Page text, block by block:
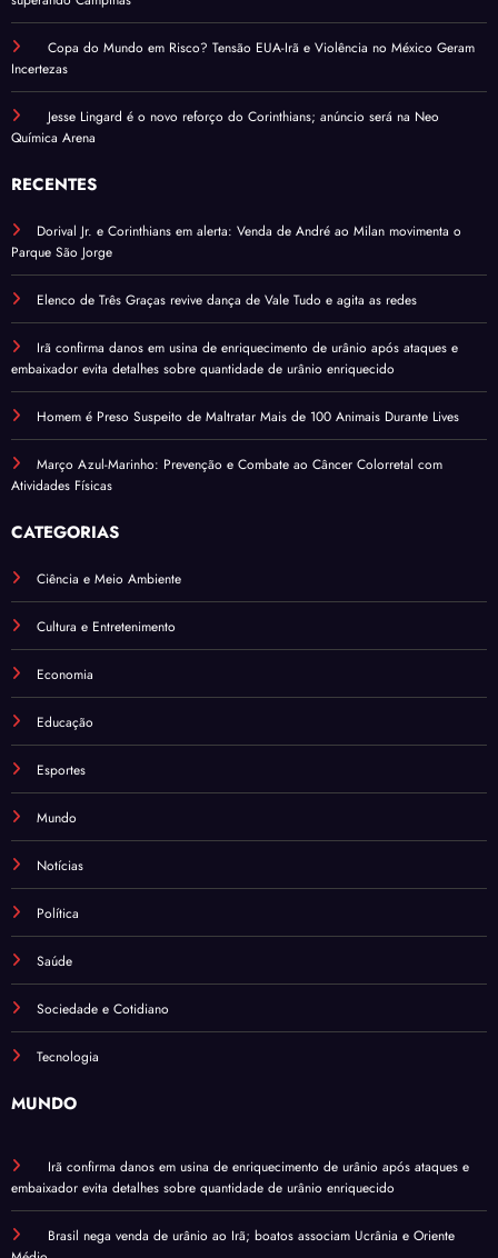
Copa do Mundo em Risco? Tensão EUA-Irã e Violência no México Geram
Incertezas
Jesse Lingard é o novo reforço do Corinthians; anúncio será na Neo
Química Arena
RECENTES
Dorival Jr. e Corinthians em alerta: Venda de André ao Milan movimenta o
Parque São Jorge
Elenco de Três Graças revive dança de Vale Tudo e agita as redes
Irã confirma danos em usina de enriquecimento de urânio após ataques e
embaixador evita detalhes sobre quantidade de urânio enriquecido
Homem é Preso Suspeito de Maltratar Mais de 100 Animais Durante Lives
Março Azul-Marinho: Prevenção e Combate ao Câncer Colorretal com
Atividades Físicas
CATEGORIAS
Ciência e Meio Ambiente
Cultura e Entretenimento
Economia
Educação
Esportes
Mundo
Notícias
Política
Saúde
Sociedade e Cotidiano
Tecnologia
MUNDO
Irã confirma danos em usina de enriquecimento de urânio após ataques e
embaixador evita detalhes sobre quantidade de urânio enriquecido
Brasil nega venda de urânio ao Irã; boatos associam Ucrânia e Oriente